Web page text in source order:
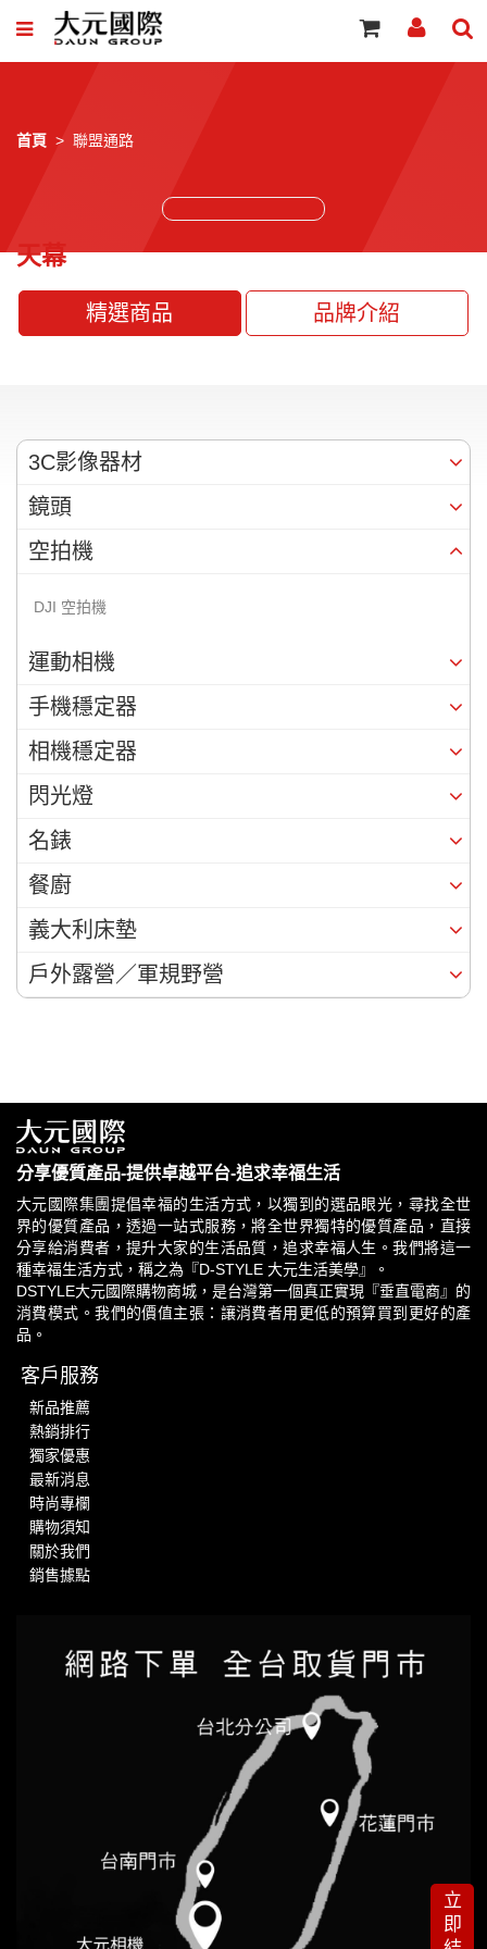
首頁 聯盟通路
天幕
精選商品 品牌介紹
3C影像器材
鏡頭
空拍機
DJI 空拍機
運動相機
手機穩定器
相機穩定器
閃光燈
名錶
餐廚
義大利床墊
戶外露營／軍規野營
分享優質產品-提供卓越平台-追求幸福生活
大元國際集團提倡幸福的生活方式，以獨到的選品眼光，尋找全世
界的優質產品，透過一站式服務，將全世界獨特的優質產品，直接
分享給消費者，提升大家的生活品質，追求幸福人生。我們將這一
種幸福生活方式，稱之為『D-STYLE 大元生活美學』。
DSTYLE大元國際購物商城，是台灣第一個真正實現『垂直電商』的
消費模式。我們的價值主張：讓消費者用更低的預算買到更好的產
品。
客戶服務
新品推薦
熱銷排行
獨家優惠
最新消息
時尚專欄
購物須知
關於我們
銷售據點
立
即